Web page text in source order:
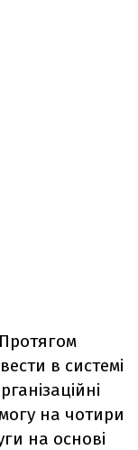
в системі
на чотири
на основі